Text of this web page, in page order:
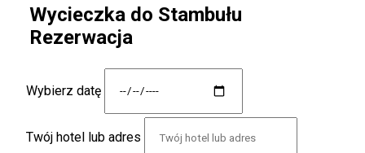
Wycieczka do Stambułu
Rezerwacja
Wybierz datę
Twój hotel lub adres